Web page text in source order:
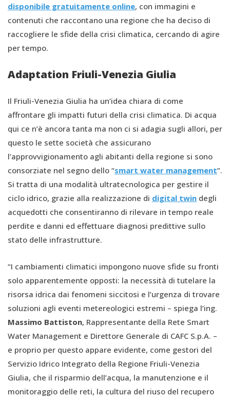
disponibile gratuitamente online, con immagini e
contenuti che raccontano una regione che ha deciso di
raccogliere le sfide della crisi climatica, cercando di agire
per tempo.
Adaptation Friuli-Venezia Giulia
Il Friuli-Venezia Giulia ha un’idea chiara di come
affrontare gli impatti futuri della crisi climatica. Di acqua
qui ce n’è ancora tanta ma non ci si adagia sugli allori, per
questo le sette società che assicurano
l’approvvigionamento agli abitanti della regione si sono
consorziate nel segno dello “smart water management”.
Si tratta di una modalità ultratecnologica per gestire il
ciclo idrico, grazie alla realizzazione di digital twin degli
acquedotti che consentiranno di rilevare in tempo reale
perdite e danni ed effettuare diagnosi predittive sullo
stato delle infrastrutture.
“I cambiamenti climatici impongono nuove sfide su fronti
solo apparentemente opposti: la necessità di tutelare la
risorsa idrica dai fenomeni siccitosi e l’urgenza di trovare
soluzioni agli eventi metereologici estremi – spiega l’ing.
Massimo Battiston, Rappresentante della Rete Smart
Water Management e Direttore Generale di CAFC S.p.A. –
e proprio per questo appare evidente, come gestori del
Servizio Idrico Integrato della Regione Friuli-Venezia
Giulia, che il risparmio dell’acqua, la manutenzione e il
monitoraggio delle reti, la cultura del riuso del recupero